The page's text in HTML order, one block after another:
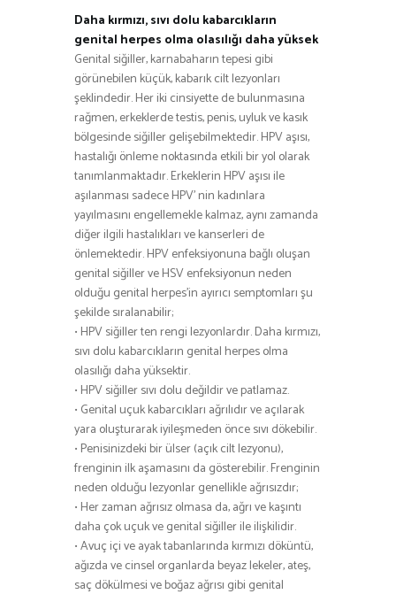
Daha kırmızı, sıvı dolu kabarcıkların
genital herpes olma olasılığı daha yüksek
Genital siğiller, karnabaharın tepesi gibi
görünebilen küçük, kabarık cilt lezyonları
şeklindedir. Her iki cinsiyette de bulunmasına
rağmen, erkeklerde testis, penis, uyluk ve kasık
bölgesinde siğiller gelişebilmektedir. HPV aşısı,
hastalığı önleme noktasında etkili bir yol olarak
tanımlanmaktadır. Erkeklerin HPV aşısı ile
aşılanması sadece HPV’ nin kadınlara
yayılmasını engellemekle kalmaz, aynı zamanda
diğer ilgili hastalıkları ve kanserleri de
önlemektedir. HPV enfeksiyonuna bağlı oluşan
genital siğiller ve HSV enfeksiyonun neden
olduğu genital herpes’in ayırıcı semptomları şu
şekilde sıralanabilir;
• HPV siğiller ten rengi lezyonlardır. Daha kırmızı,
sıvı dolu kabarcıkların genital herpes olma
olasılığı daha yüksektir.
• HPV siğiller sıvı dolu değildir ve patlamaz.
• Genital uçuk kabarcıkları ağrılıdır ve açılarak
yara oluşturarak iyileşmeden önce sıvı dökebilir.
• Penisinizdeki bir ülser (açık cilt lezyonu),
frenginin ilk aşamasını da gösterebilir. Frenginin
neden olduğu lezyonlar genellikle ağrısızdır;
• Her zaman ağrısız olmasa da, ağrı ve kaşıntı
daha çok uçuk ve genital siğiller ile ilişkilidir.
• Avuç içi ve ayak tabanlarında kırmızı döküntü,
ağızda ve cinsel organlarda beyaz lekeler, ateş,
saç dökülmesi ve boğaz ağrısı gibi genital